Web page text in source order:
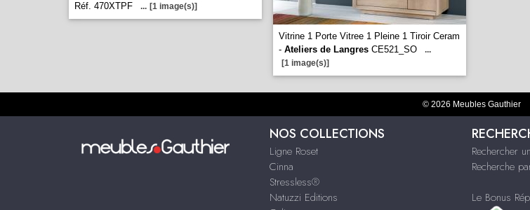
Réf. 470XTPF
... [1 image(s)]
Vitrine 1 Porte Vitree 1 Pleine 1 Tiroir Ceram
- Ateliers de Langres CE521_SO
...
[1 image(s)]
© 2026 Meubles Gauthier
NOS COLLECTIONS
Ligne Roset
Cinna
Stressless®
Natuzzi Editions
Rechercher
Recherche
Le Bonus